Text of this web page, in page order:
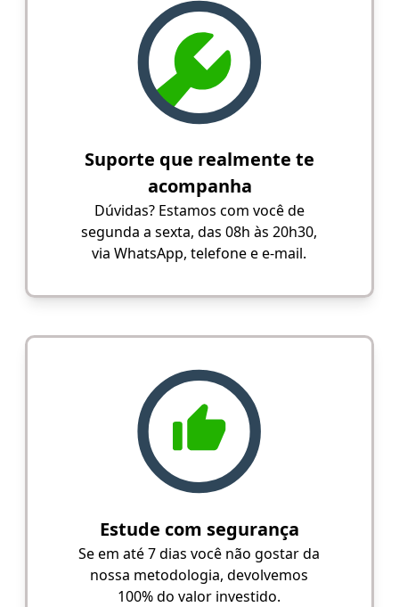
Suporte que realmente te
acompanha
Dúvidas? Estamos com você de
segunda a sexta, das 08h às 20h30,
via WhatsApp, telefone e e-mail.
Estude com segurança
Se em até 7 dias você não gostar da
nossa metodologia, devolvemos
100% do valor investido.